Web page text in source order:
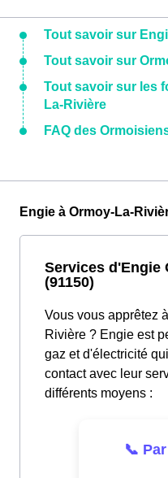
Tout savoir sur
Tout savoir sur
Tout savoir sur les
La-Rivière
FAQ des
Engie à Ormoy-La-
Services d'Engie
(91150)
Vous vous apprêtez
Rivière ? Engie est
gaz et d'électricité
contact avec leur
différents moyens :
📞